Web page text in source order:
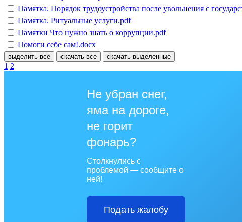
Памятка. Порядок трудоустройства после увольнения с
Памятка. Ритуальные услуги.pdf
Памятки Что нужно знать о коррупции.pdf
Помоги себе сам!.docx
выделить все скачать все скачать выделенные
1 2
Не убран снег,
яма на дороге,
не горит
фонарь?
Столкнулись с
проблемой — сообщите о
ней!
Подать жалобу